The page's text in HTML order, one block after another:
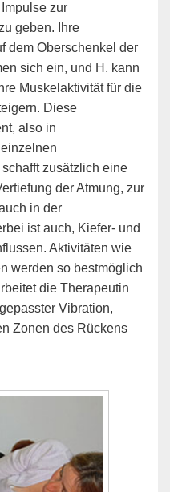
zur
geben. Ihre
dem Oberschenkel der
sich ein, und H. kann
Muskelaktivität für die
Diese
also in
zusätzlich eine
der Atmung, zur
in der
ist auch, Kiefer- und
Aktivitäten wie
werden so bestmöglich
die Therapeutin
Vibration,
Zonen des Rückens